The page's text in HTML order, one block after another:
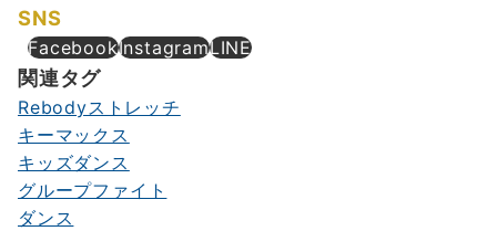
SNS
FacebookInstagramLINE
関連タグ
Rebodyストレッチ
キーマックス
キッズダンス
グループファイト
ダンス